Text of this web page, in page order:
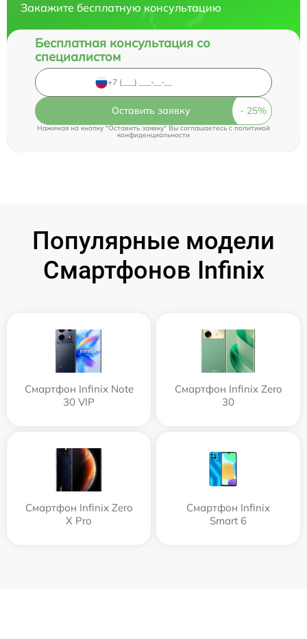
Закажите бесплатную консультацию
Бесплатная консультация со
специалистом
Оставить заявку
Нажимая на кнопку "Оставить заявку" Вы соглашаетесь cполитикой
конфиденциальности
Популярные модели
Смартфонов Infinix
Смартфон Infinix Note
30 VIP
Смартфон Infinix Zero
30
Смартфон Infinix Zero
X Pro
Смартфон Infinix
Smart 6